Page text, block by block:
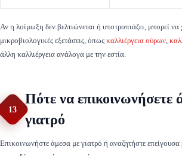
Αν η λοίμωξη δεν βελτιώνεται ή υποτροπιάζει, μπορεί να
μικροβιολογικές εξετάσεις, όπως καλλιέργεια ούρων,
άλλη καλλιέργεια ανάλογα με την εστία.
13
Πότε να επικοινωνήσετε
γιατρό
Επικοινωνήστε άμεσα με γιατρό ή αναζητήστε επείγουσα